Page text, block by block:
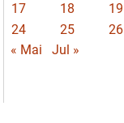
17
18 19
24
25 26
« Mai
Jul »